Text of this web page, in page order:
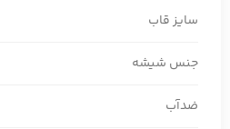
سایز قاب
جنس شیشه
ضدآب